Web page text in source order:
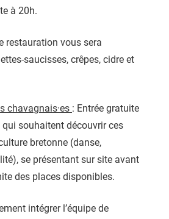
à 20h.
restauration vous sera
saucisses, crêpes, cidre et
chavagnais·es : Entrée gratuite
souhaitent découvrir ces
bretonne (danse,
se présentant sur site avant
des places disponibles.
intégrer l’équipe de